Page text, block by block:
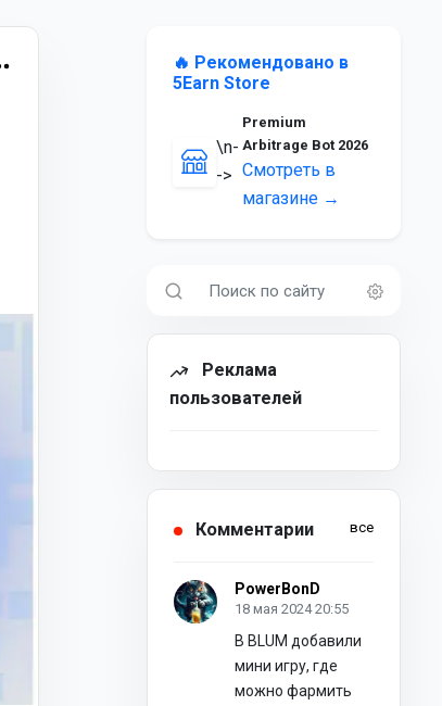
🔥 Рекомендовано в
5Earn Store
\n-
->
Premium
Arbitrage Bot 2026
Смотреть в
магазине →
Реклама
пользователей
Комментарии все
PowerBonD
18 мая 2024 20:55
В BLUM добавили
мини игру, где
можно фармить